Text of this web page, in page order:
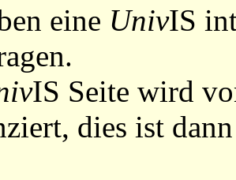
eine UnivIS
IS Seite wird
dies ist